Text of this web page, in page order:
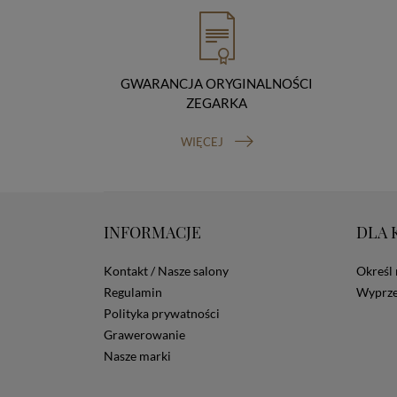
GWARANCJA ORYGINALNOŚCI
ZEGARKA
WIĘCEJ
INFORMACJE
Kontakt / Nasze salony
Regulamin
Polityka prywatności
Grawerowanie
Nasze marki
DLA
Określ